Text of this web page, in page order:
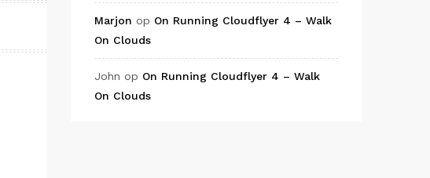
Marjon op On Running Cloudflyer 4 – Walk
On Clouds
John op On Running Cloudflyer 4 – Walk
On Clouds